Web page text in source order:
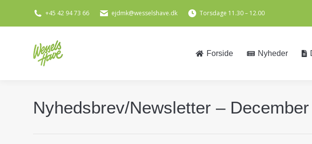
+45 42 94 73 66 ejdmk@wesselshave.dk Torsdage 11.30 – 12.00
Forside Nyheder
Nyhedsbrev/Newsletter –